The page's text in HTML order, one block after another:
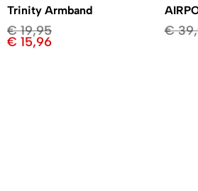
Trinity Armband
€19,95
€ 15,96
€